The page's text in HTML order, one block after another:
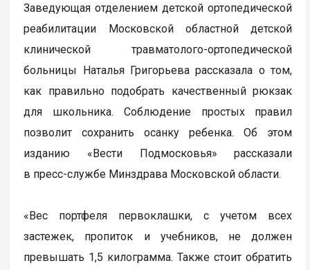
Заведующая отделением детской ортопедической
реабилитации Московской областной детской
клинической травматолого-ортопедической
больницы Наталья Григорьева рассказала о том,
как правильно подобрать качественный рюкзак
для школьника. Соблюдение простых правил
позволит сохранить осанку ребенка. Об этом
изданию «Вести Подмосковья» рассказали
в пресс-службе Минздрава Московской области.
«Вес портфеля первоклашки, с учетом всех
застежек, пропиток и учебников, не должен
превышать 1,5 килограмма. Также стоит обратить